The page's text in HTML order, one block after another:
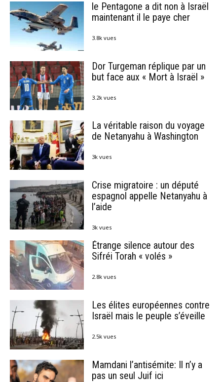
le Pentagone a dit non à Israël
maintenant il le paye cher
3.8k vues
Dor Turgeman réplique par un
but face aux « Mort à Israël »
3.2k vues
La véritable raison du voyage
de Netanyahu à Washington
3k vues
Crise migratoire : un député
espagnol appelle Netanyahu à
l’aide
3k vues
Étrange silence autour des
Sifréi Torah « volés »
2.8k vues
Les élites européennes contre
Israël mais le peuple s’éveille
2.5k vues
Mamdani l’antisémite: Il n’y a
pas un seul Juif ici